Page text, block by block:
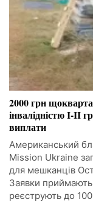
2000 грн
інвалідністю I-II
виплати
Американський
Mission Ukraine
для мешканців
Заявки
реєструють до